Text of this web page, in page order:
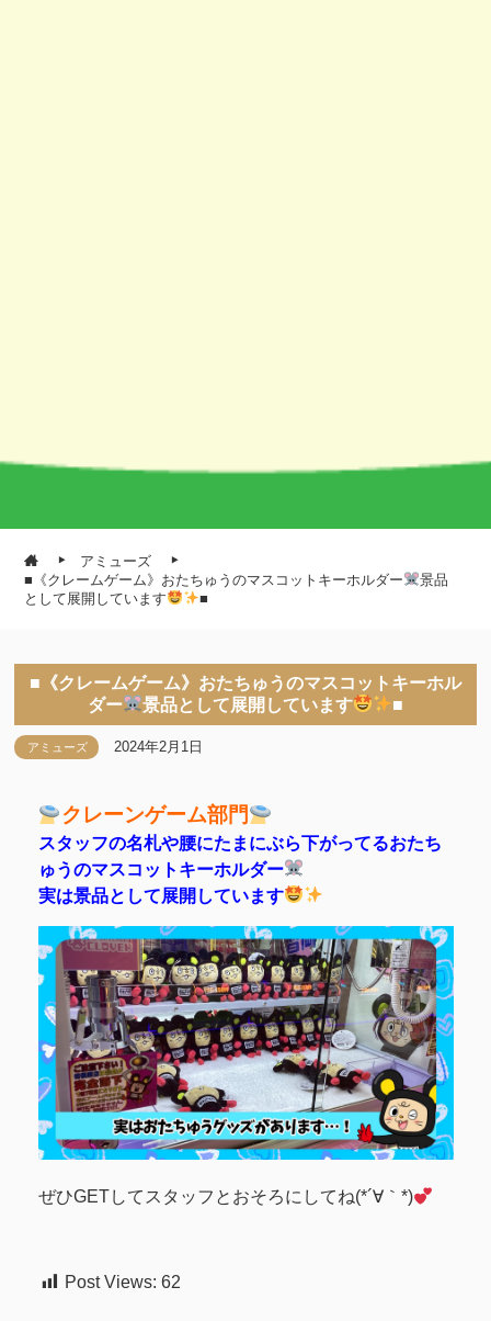
アミューズ
■《クレームゲーム》おたちゅうのマスコットキーホルダー
景品
として展開しています
■
■《クレームゲーム》おたちゅうのマスコットキーホル
ダー
景品として展開しています ■
アミューズ 2024年2月1日
クレーンゲーム部門
スタッフの名札や腰にたまにぶら下がってるおたち
ゅうのマスコットキーホルダー
実は景品として展開しています
ぜひGETしてスタッフとおそろにしてね(*´∀｀*)
Post Views: 62